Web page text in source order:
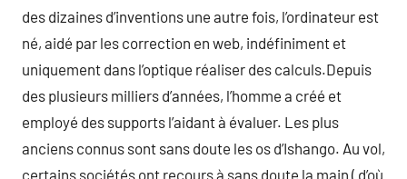
des dizaines d’inventions une autre fois, l’ordinateur est
né, aidé par les correction en web, indéfiniment et
uniquement dans l’optique réaliser des calculs.Depuis
des plusieurs milliers d’années, l’homme a créé et
employé des supports l’aidant à évaluer. Les plus
anciens connus sont sans doute les os d’Ishango. Au vol,
certains sociétés ont recours à sans doute la main ( d’où